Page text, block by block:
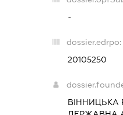
-
dossier.edrpo:
20105250